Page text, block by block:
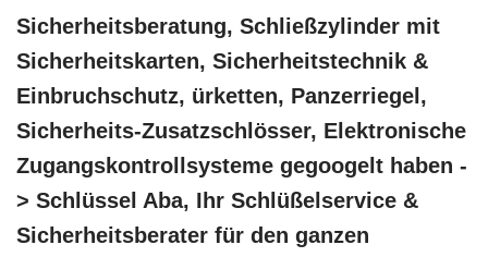
Sicherheitsberatung, Schließzylinder mit
Sicherheitskarten, Sicherheitstechnik &
Einbruchschutz, ürketten, Panzerriegel,
Sicherheits-Zusatzschlösser, Elektronische
Zugangskontrollsysteme gegoogelt haben -
> Schlüssel Aba, Ihr Schlüßelservice &
Sicherheitsberater für den ganzen